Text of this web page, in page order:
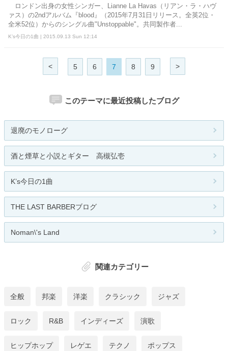
ロンドン出身の女性シンガー、Lianne La Havas（リアン・ラ・ハヴ
ァス）の2ndアルバム『blood』（2015年7月31日リリース。全英2位・
全米52位）からのシングル曲"Unstoppable"。共同製作者...
K’s今日の1曲 | 2015.09.13 Sun 12:14
< 5 6 7 8 9 >
このテーマに最近投稿したブログ
退廃のモノローグ
酒と煙草と小説とギター 高槻弘壱
K’s今日の1曲
THE LAST BARBERブログ
Noman\'s Land
関連カテゴリー
全般 邦楽 洋楽 クラシック ジャズ
ロック R&B インディーズ 演歌
ヒップホップ レゲエ テクノ ポップス